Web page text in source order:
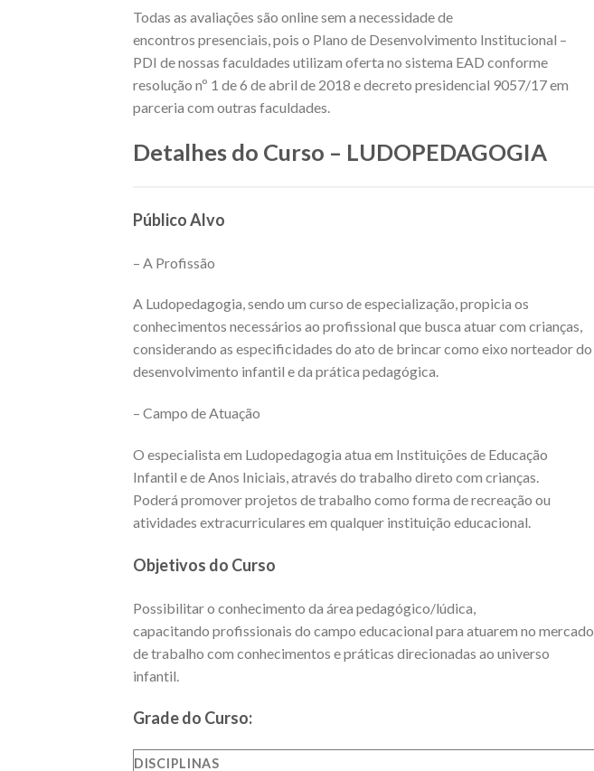
Todas as avaliações são online sem a necessidade de
encontros presenciais, pois o Plano de Desenvolvimento Institucional –
PDI de nossas faculdades utilizam oferta no sistema EAD conforme
resolução nº 1 de 6 de abril de 2018 e decreto presidencial 9057/17 em
parceria com outras faculdades.
Detalhes do Curso – LUDOPEDAGOGIA
Público Alvo
– A Profissão
A Ludopedagogia, sendo um curso de especialização, propicia os
conhecimentos necessários ao profissional que busca atuar com crianças,
considerando as especificidades do ato de brincar como eixo norteador do
desenvolvimento infantil e da prática pedagógica.
– Campo de Atuação
O especialista em Ludopedagogia atua em Instituições de Educação
Infantil e de Anos Iniciais, através do trabalho direto com crianças.
Poderá promover projetos de trabalho como forma de recreação ou
atividades extracurriculares em qualquer instituição educacional.
Objetivos do Curso
Possibilitar o conhecimento da área pedagógico/lúdica,
capacitando profissionais do campo educacional para atuarem no mercado
de trabalho com conhecimentos e práticas direcionadas ao universo
infantil.
Grade do Curso:
DISCIPLINAS